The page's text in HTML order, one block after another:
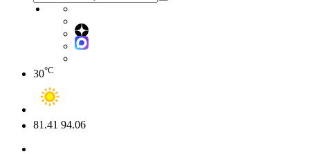
30°C
81.41 94.06